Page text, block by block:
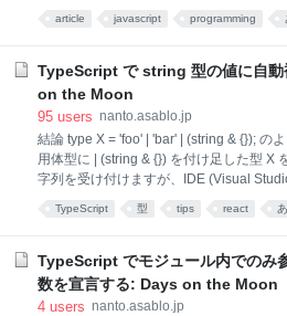
という男女が並んだ絵文字は、U+1F468
JOINER、U+1F469 WOMAN の 3 つの符
規表現パターンが長大になってしまいま
このような絵文字を記述すると、「
いう符号位置の並び」ではなく「
これを解決するための提案
article javascript programming
TypeScript で string 型の値に自動
on the Moon
95 users nanto.asablo.jp
結論 type X = 'foo' | 'bar' | (string & {}); の
用体型に | (string & {}) を付け足した型 X
字列を受け付けますが、IDE (Visual
力するときには 'foo' と 'bar' が自動補完
説 単純に type X = 'foo' | 'bar' | string; と
null と undefined を除く任意の値を受け
質的に string 型と同一なのですが、
されず、共用体型の各要素がまとめられ
TypeScript 型 tips react
TypeScript でモジュール内でのみ
数を宣言する: Days on the Moon
4 users nanto.asablo.jp